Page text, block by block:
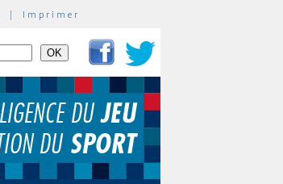
| Imprimer